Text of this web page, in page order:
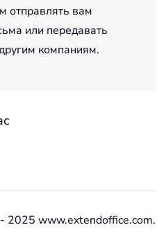
отправлять вам
или передавать
компаниям.
2025 www.extendoffice.com.